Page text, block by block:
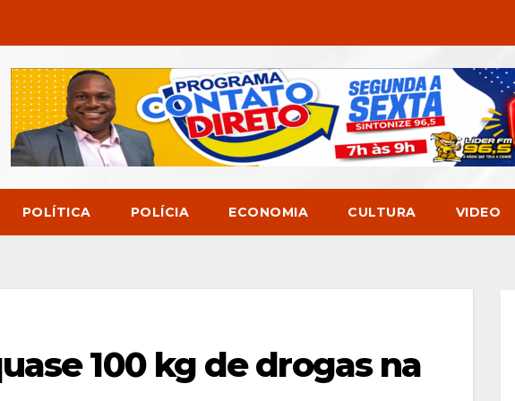
POLÍTICA POLÍCIA ECONOMIA CULTURA VIDEO
100 kg de drogas na